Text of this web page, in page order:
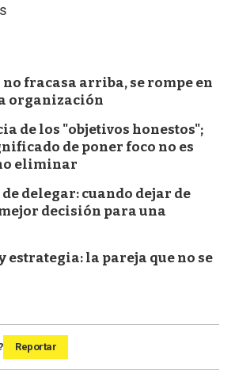
fracasa arriba, se rompe en
organización
de los "objetivos honestos";
de poner foco no es
eliminar
delegar: cuando dejar de
decisión para una
estrategia: la pareja que no se
Reportar